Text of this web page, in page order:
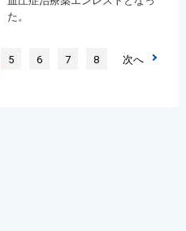
た。
5 6 7 8 次へ